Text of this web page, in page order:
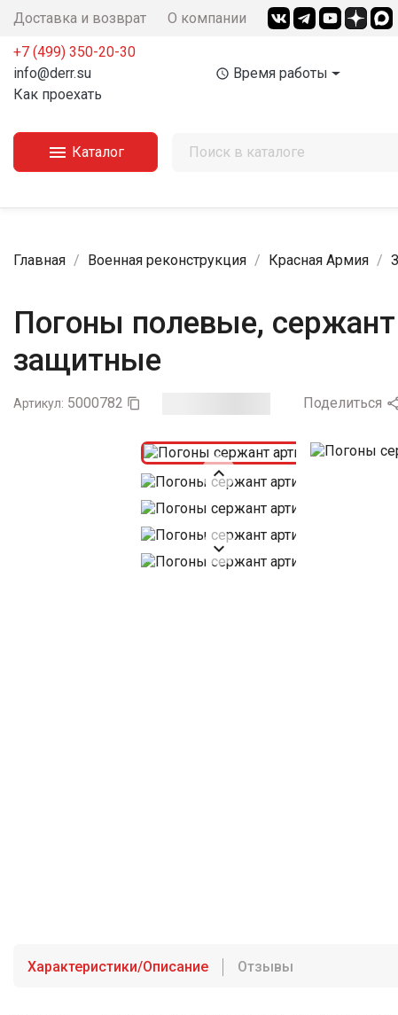
Доставка и возврат О компании
+7 (499) 350-20-30
info@derr.su
Как проехать
access_time Время работы
 Каталог
Главная Военная реконструкция Красная Армия
Погоны полевые,
защитные
Артикул: 5000782  Поделиться


Характеристики/Описание Отзывы